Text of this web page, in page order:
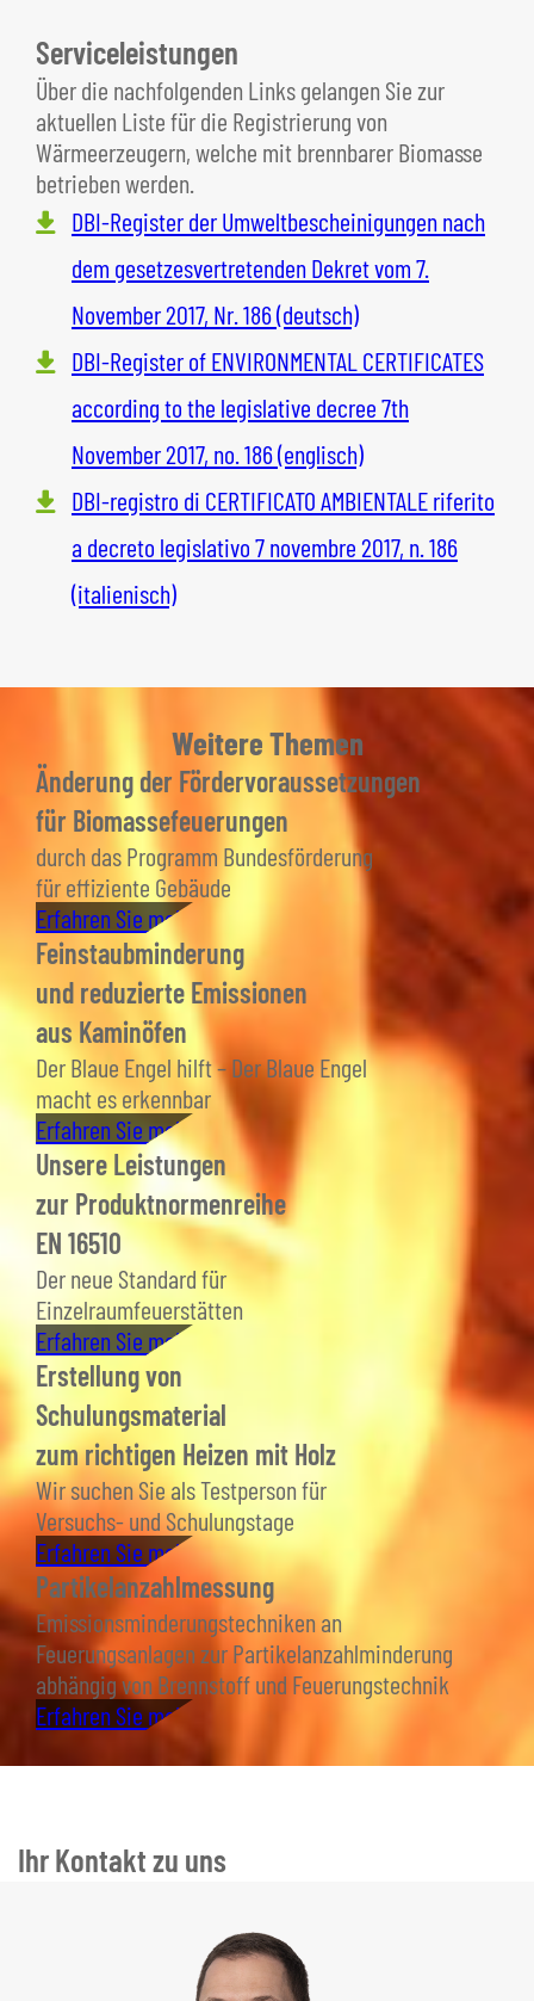
Serviceleistungen
Über die nachfolgenden Links gelangen Sie zur
aktuellen Liste für die Registrierung von
Wärmeerzeugern, welche mit brennbarer Biomasse
betrieben werden.
DBI-Register der Umweltbescheinigungen nach
dem gesetzesvertretenden Dekret vom 7.
November 2017, Nr. 186 (deutsch)
DBI-Register of ENVIRONMENTAL CERTIFICATES
according to the legislative decree 7th
November 2017, no. 186 (englisch)
DBI-registro di CERTIFICATO AMBIENTALE riferito
a decreto legislativo 7 novembre 2017, n. 186
(italienisch)
Weitere Themen
Änderung der Fördervoraussetzungen
für Biomassefeuerungen
durch das Programm Bundesförderung
für effiziente Gebäude
Erfahren Sie mehr
Feinstaubminderung
und reduzierte Emissionen
aus Kaminöfen
Der Blaue Engel hilft – Der Blaue Engel
macht es erkennbar
Erfahren Sie mehr
Unsere Leistungen
zur Produktnormenreihe
EN 16510
Der neue Standard für
Einzelraumfeuerstätten
Erfahren Sie mehr
Erstellung von
Schulungsmaterial
zum richtigen Heizen mit Holz
Wir suchen Sie als Testperson für
Versuchs- und Schulungstage
Erfahren Sie mehr
Partikelanzahlmessung
Emissionsminderungstechniken an
Feuerungsanlagen zur Partikelanzahlminderung
abhängig von Brennstoff und Feuerungstechnik
Erfahren Sie mehr
Ihr Kontakt zu uns